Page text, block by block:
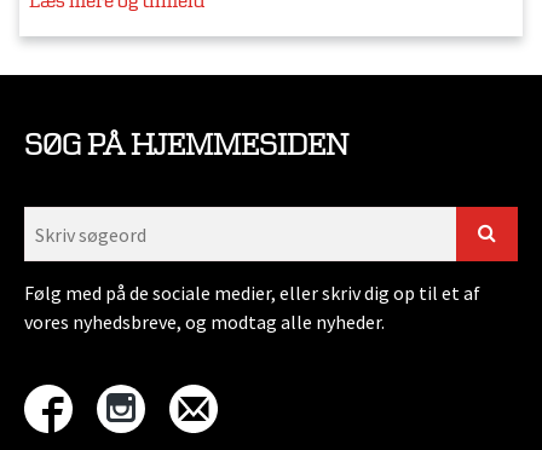
SØG PÅ HJEMMESIDEN
Følg med på de sociale medier, eller skriv dig op til et af
vores nyhedsbreve, og modtag alle nyheder.